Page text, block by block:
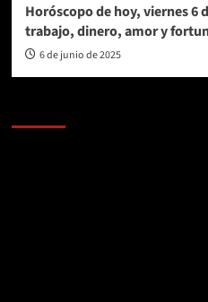
Horóscopo de hoy, viernes 6
trabajo, dinero, amor y
6 de junio de 2025